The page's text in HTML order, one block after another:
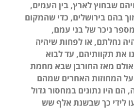
שבחוץ לארץ, בין העמים,
בהם בירושלים, כדי שהמקום
ניכר של בני עמם,
נחלתם, או לפחות שיהיה
את תקוותיהם, עד לבוא
מאז החורבן שבא מחמת
המחוזות האחרים שמהם
היו נתונים במחסור גדול
לידי כך שבשנת אלף שש